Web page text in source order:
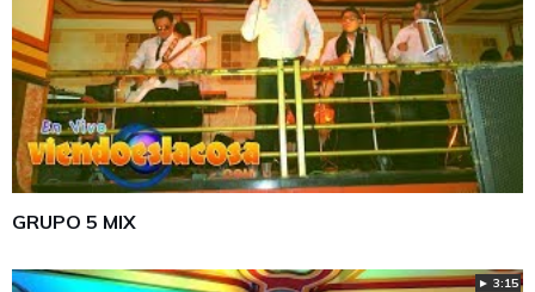
GRUPO 5 MIX
► 3:15